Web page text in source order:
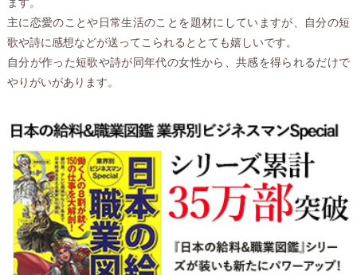
主に恋愛のことや日常生活のことを題材にしていますが、自分の短
歌や詩に感想などが送ってこられるととても嬉しいです。
自分が作った短歌や詩が同年代の女性から、共感を得られるだけで
やりがいがあります。